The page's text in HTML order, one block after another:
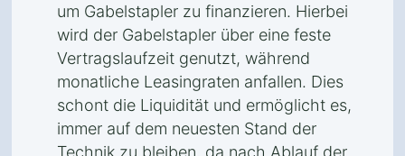
um Gabelstapler zu finanzieren. Hierbei
wird der Gabelstapler über eine feste
Vertragslaufzeit genutzt, während
monatliche Leasingraten anfallen. Dies
schont die Liquidität und ermöglicht es,
immer auf dem neuesten Stand der
Technik zu bleiben, da nach Ablauf der